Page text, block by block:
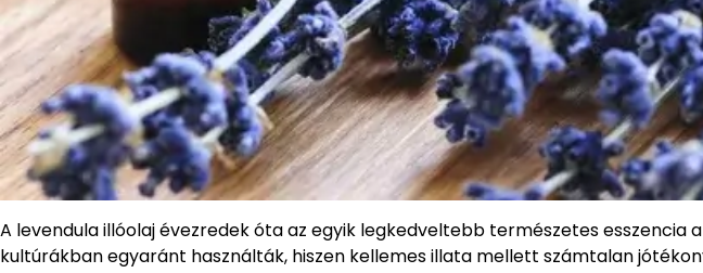
A levendula illóolaj évezredek óta az egyik legkedveltebb természetes esszencia
kultúrákban egyaránt használták, hiszen kellemes illata mellett számtalan